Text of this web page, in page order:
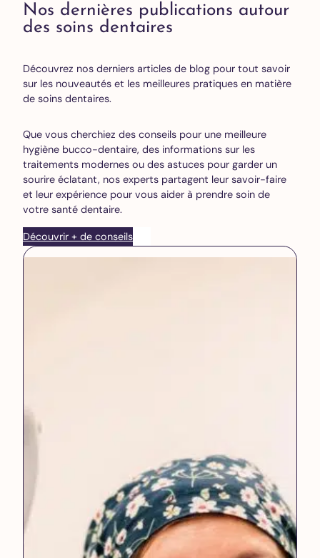
Nos dernières publications autour
des soins dentaires
Découvrez nos derniers articles de blog pour tout savoir
sur les nouveautés et les meilleures pratiques en matière
de soins dentaires.
Que vous cherchiez des conseils pour une meilleure
hygiène bucco-dentaire, des informations sur les
traitements modernes ou des astuces pour garder un
sourire éclatant, nos experts partagent leur savoir-faire
et leur expérience pour vous aider à prendre soin de
votre santé dentaire.
Découvrir + de conseils